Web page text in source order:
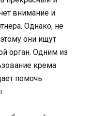
внимание и
Однако, не
они ищут
орган. Одним из
крема
помочь